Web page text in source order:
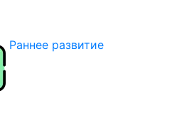
Раннее развитие